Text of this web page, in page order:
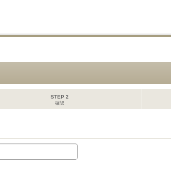
STEP 2
確認